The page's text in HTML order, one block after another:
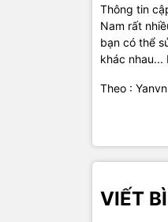
Thông tin
Nam rất
bạn có thể
khác nhau...
Theo : Yanvn
VIẾT